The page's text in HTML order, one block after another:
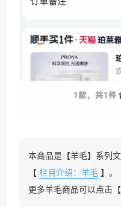
本商品是【羊毛】系列
【 栏目介绍：羊毛 】。
更多羊毛商品可以点击【